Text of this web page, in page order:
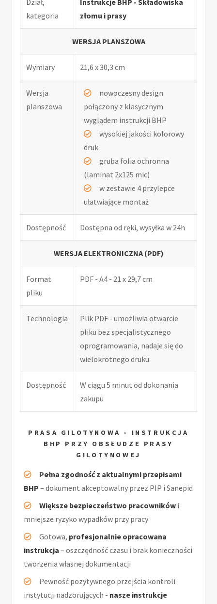
kategoria
złomu i prasy
WERSJA PLANSZOWA
Wymiary 21,6 x 30,3 cm
Wersja
planszowa
nowoczesny design
połączony z klasycznym
wyglądem instrukcji BHP
wysokiej jakości kolorowy
druk
gruba folia ochronna
(laminat 2x125 mic)
w zestawie 4 przylepce
ułatwiające montaż
Dostępność Dostępna od ręki, wysyłka w 24h
WERSJA ELEKTRONICZNA (PDF)
Format
pliku
PDF - A4 - 21 x 29,7 cm
Technologia
Plik PDF - umożliwia otwarcie
pliku bez specjalistycznego
oprogramowania, nadaje się do
wielokrotnego druku
Dostępność
W ciągu 5 minut od dokonania
zakupu
PRASA GILOTYNOWA - INSTRUKCJA
BHP PRZY OBSŁUDZE PRASY
GILOTYNOWEJ
Pełna zgodność z aktualnymi przepisami
BHP – dokument akceptowalny przez PIP i Sanepid
Większe bezpieczeństwo pracowników i
mniejsze ryzyko wypadków przy pracy
Gotowa, profesjonalnie opracowana
instrukcja – oszczędność czasu i brak konieczności
tworzenia własnej dokumentacji
Pewność pozytywnego przejścia kontroli
instytucji nadzorujących - nasze instrukcje